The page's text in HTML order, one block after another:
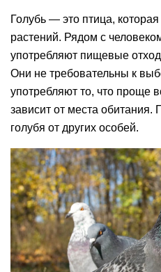
Голубь — это птица,
растений. Рядом с
употребляют пищевые
Они не требовательны к
употребляют то, что проще
зависит от места обитания.
голубя от других особей.